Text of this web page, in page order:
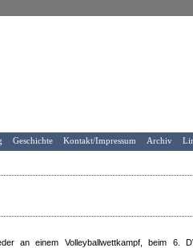
Geschichte Kontakt/Impressum Archiv
an einem Volleyballwettkampf, beim 6.